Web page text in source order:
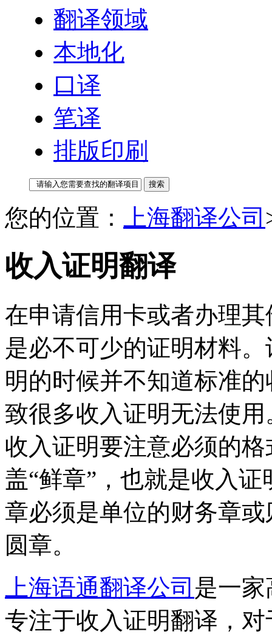
翻译领域
本地化
口译
笔译
排版印刷
您的位置： 上海翻译公司
收入证明翻译
在申请信用卡或者办理
是必不可少的证明材料
明的时候并不知道标准
致很多收入证明无法使
收入证明要注意必须的
盖“鲜章”，也就是收入
章必须是单位的财务章
圆章。
上海语通翻译公司 是一
专注于收入证明翻译，